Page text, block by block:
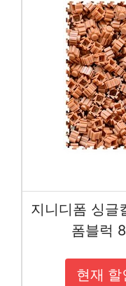
지니디폼 싱글
폼블럭
현재 할